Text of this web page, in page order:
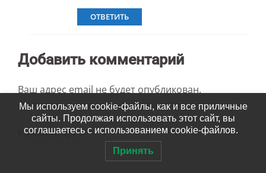
ОТВЕТИТЬ
Добавить комментарий
Ваш адрес email не будет опубликован.
Обязательные поля помечены*
Комментарий*
Мы используем cookie-файлы, как и все приличные
сайты. Продолжая использовать этот сайт, вы
соглашаетесь с использованием cookie-файлов.
Принять